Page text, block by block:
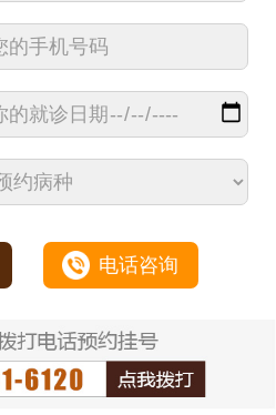
电话咨询